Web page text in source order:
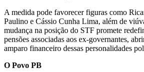
A medida pode favorecer figuras como
Paulino e Cássio Cunha Lima, além de
mudança na posição do STF promete
pensões associadas aos ex-governantes,
amparo financeiro dessas personalidades
O Povo PB